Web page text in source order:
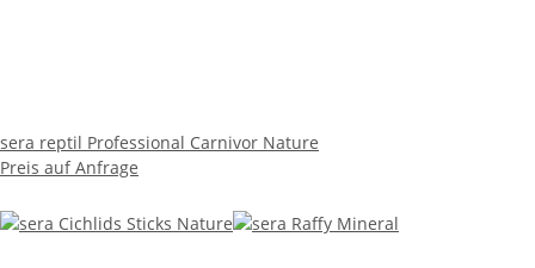
sera reptil Professional Carnivor Nature
Preis auf Anfrage